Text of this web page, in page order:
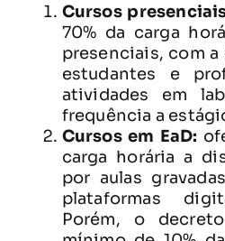
Cursos
70% da carga
presenciais, com
estudantes e
atividades em
frequência a
Cursos em EaD:
carga horária a
por aulas
plataformas
Porém, o